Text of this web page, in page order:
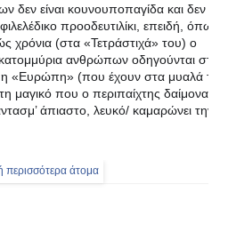
δεν είναι κουνουποπαγίδα και δεν
προοδευτιλίκι, επειδή, όπως
χρόνια (στα «Τετράστιχά» του) ο
ανθρώπων οδηγούνται στη
«Ευρώπη» (που έχουν στα μυαλά
μαγικό που ο περιπαίχτης δαίμονας
άπιαστο, λευκό/ καμαρώνει την